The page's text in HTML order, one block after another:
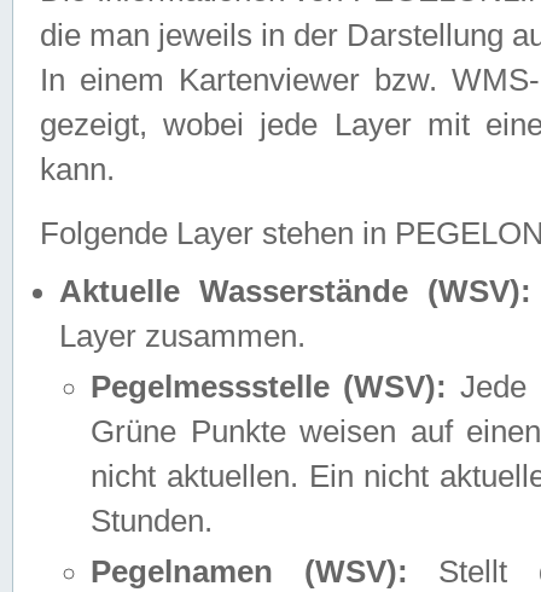
die man jeweils in der Darstellung
In einem Kartenviewer bzw.
gezeigt, wobei jede Layer mit
kann.
Folgende Layer stehen in
Aktuelle Wasserstände (WSV):
Layer zusammen.
Pegelmessstelle (WSV): Jede
Grüne Punkte weisen auf
nicht aktuellen. Ein nicht
Stunden.
Pegelnamen (WSV): Stellt